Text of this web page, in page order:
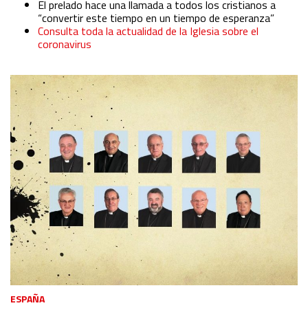
El prelado hace una llamada a todos los cristianos a
“convertir este tiempo en un tiempo de esperanza”
Consulta toda la actualidad de la Iglesia sobre el
coronavirus
ESPAÑA